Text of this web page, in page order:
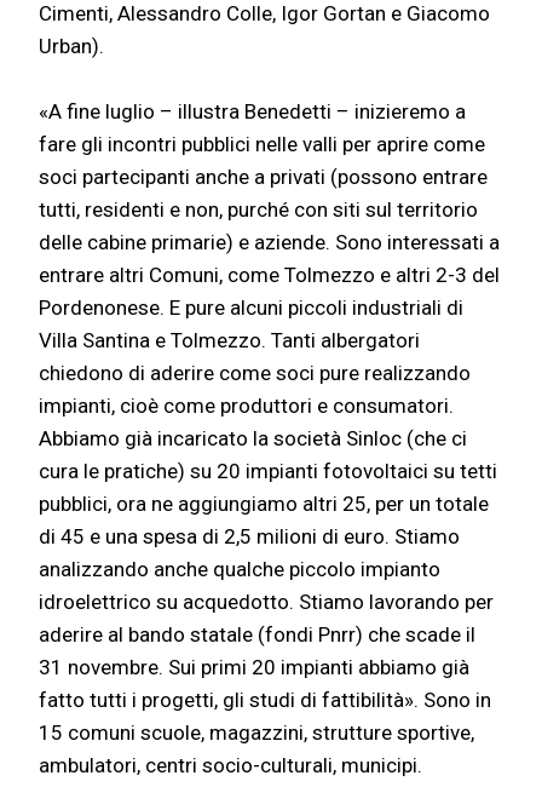
Cimenti, Alessandro Colle, Igor Gortan e Giacomo
Urban).
«A fine luglio – illustra Benedetti – inizieremo a
fare gli incontri pubblici nelle valli per aprire come
soci partecipanti anche a privati (possono entrare
tutti, residenti e non, purché con siti sul territorio
delle cabine primarie) e aziende. Sono interessati a
entrare altri Comuni, come Tolmezzo e altri 2-3 del
Pordenonese. E pure alcuni piccoli industriali di
Villa Santina e Tolmezzo. Tanti albergatori
chiedono di aderire come soci pure realizzando
impianti, cioè come produttori e consumatori.
Abbiamo già incaricato la società Sinloc (che ci
cura le pratiche) su 20 impianti fotovoltaici su tetti
pubblici, ora ne aggiungiamo altri 25, per un totale
di 45 e una spesa di 2,5 milioni di euro. Stiamo
analizzando anche qualche piccolo impianto
idroelettrico su acquedotto. Stiamo lavorando per
aderire al bando statale (fondi Pnrr) che scade il
31 novembre. Sui primi 20 impianti abbiamo già
fatto tutti i progetti, gli studi di fattibilità». Sono in
15 comuni scuole, magazzini, strutture sportive,
ambulatori, centri socio-culturali, municipi.